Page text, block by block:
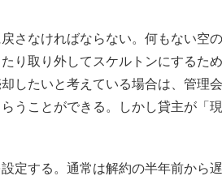
さなければならない。何もない空
り取り外してスケルトンにするた
したいと考えている場合は、管理
うことができる。しかし貸主が「
定する。通常は解約の半年前から遅